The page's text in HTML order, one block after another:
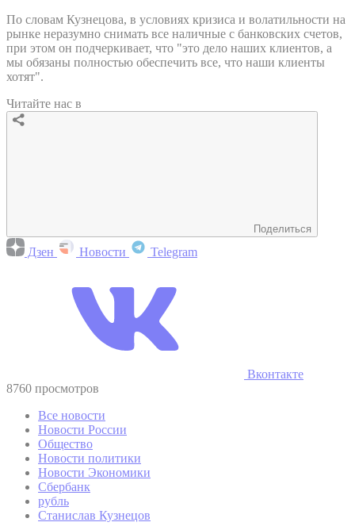
По словам Кузнецова, в условиях кризиса и волатильности на
рынке неразумно снимать все наличные с банковских счетов,
при этом он подчеркивает, что "это дело наших клиентов, а
мы обязаны полностью обеспечить все, что наши клиенты
хотят".
Читайте нас в
Поделиться
Дзен Новости Telegram
Вконтакте
8760 просмотров
Все новости
Новости России
Общество
Новости политики
Новости Экономики
Сбербанк
рубль
Станислав Кузнецов